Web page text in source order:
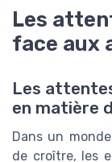
Les
face aux
Les
en matière
Dans un
de croître, les